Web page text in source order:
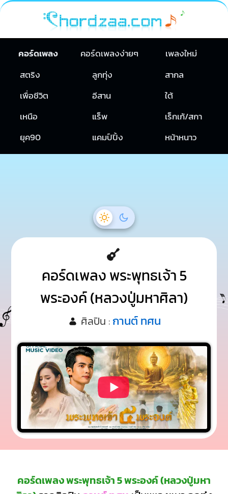
คอร์ดเพลง คอร์ดเพลงง่ายๆ
เพลงใหม่
สตริง
ลูกทุ่ง
สากล
เพื่อชีวิต
อีสาน
ใต้
เหนือ
แร็พ
เร็กเก้/สกา
ยุค90
แคมป์ปิ้ง หน้าหนาว
คอร์ดเพลง พระพุทธเจ้า 5
พระองค์ (หลวงปู่มหาศิลา)
ศิลปิน : กานต์ ทศน
คอร์ดเพลง พระพุทธเจ้า 5 พระองค์ (หลวงปู่มหา